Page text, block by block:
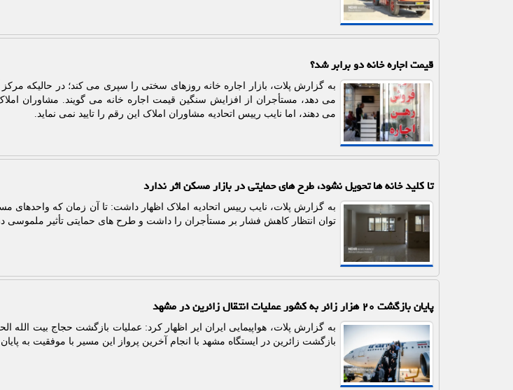
قیمت اجاره خانه دو برابر شد؟
به گزارش پلات، بازار اجاره خانه روزهای سختی را سپری می کند؛ در حالیکه
می دهد، مستأجران از افزایش سنگین قیمت اجاره خانه می گویند. مشاوران
می دهند، اما نایب رییس اتحادیه مشاوران املاک این رقم را تایید نمی نماید.
تا کلید خانه ها تحویل نشود، طرح های حمایتی در بازار مسکن اثر ندارد
به گزارش پلات، نایب رییس اتحادیه املاک اظهار داشت: تا آن زمان که واحدهای
توان انتظار کاهش فشار بر مستأجران را داشت و طرح های حمایتی تأثیر ملموسی
پایان بازگشت ۲۰ هزار زائر به کشور عملیات انتقال زائرین در مشهد
بازگشت زائرین در ایستگاه مشهد با انجام آخرین پرواز این مسیر با موفقیت به